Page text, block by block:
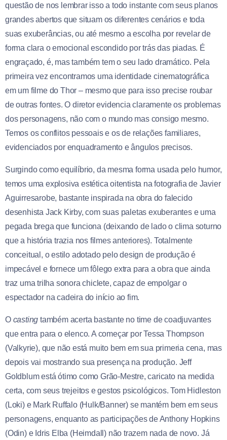
questão de nos lembrar isso a todo instante com seus planos
grandes abertos que situam os diferentes cenários e toda
suas exuberâncias, ou até mesmo a escolha por revelar de
forma clara o emocional escondido por trás das piadas. É
engraçado, é, mas também tem o seu lado dramático. Pela
primeira vez encontramos uma identidade cinematográfica
em um filme do Thor – mesmo que para isso precise roubar
de outras fontes. O diretor evidencia claramente os problemas
dos personagens, não com o mundo mas consigo mesmo.
Temos os conflitos pessoais e os de relações familiares,
evidenciados por enquadramento e ângulos precisos.
Surgindo como equilíbrio, da mesma forma usada pelo humor,
temos uma explosiva estética oitentista na fotografia de Javier
Aguirresarobe, bastante inspirada na obra do falecido
desenhista Jack Kirby, com suas paletas exuberantes e uma
pegada brega que funciona (deixando de lado o clima soturno
que a história trazia nos filmes anteriores). Totalmente
conceitual, o estilo adotado pelo design de produção é
impecável e fornece um fôlego extra para a obra que ainda
traz uma trilha sonora chiclete, capaz de empolgar o
espectador na cadeira do início ao fim.
O casting também acerta bastante no time de coadjuvantes
que entra para o elenco. A começar por Tessa Thompson
(Valkyrie), que não está muito bem em sua primeria cena, mas
depois vai mostrando sua presença na produção. Jeff
Goldblum está ótimo como Grão-Mestre, caricato na medida
certa, com seus trejeitos e gestos psicológicos. Tom Hidleston
(Loki) e Mark Ruffalo (Hulk/Banner) se mantém bem em seus
personagens, enquanto as participações de Anthony Hopkins
(Odin) e Idris Elba (Heimdall) não trazem nada de novo. Já